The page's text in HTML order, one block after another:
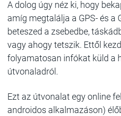
A dolog úgy néz ki, hogy
amíg megtalálja a GPS- és a
beteszed a zsebedbe,
vagy ahogy tetszik. Ettől
folyamatosan infókat küld a
útvonaladról.
Ezt az útvonalat egy online
androidos alkalmazáson)